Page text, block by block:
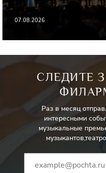
07.08.2026
СЛЕДИТЕ
Раз в месяц
интересными
музыкальные